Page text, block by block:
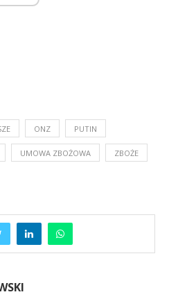
ONZ PUTIN
UMOWA ZBOŻOWA ZBOŻE